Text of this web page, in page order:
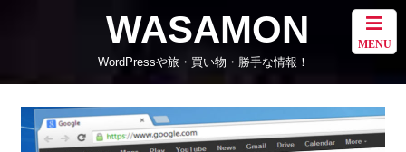
MENU
WASAMON
WordPressや旅・買い物・勝手な情報！